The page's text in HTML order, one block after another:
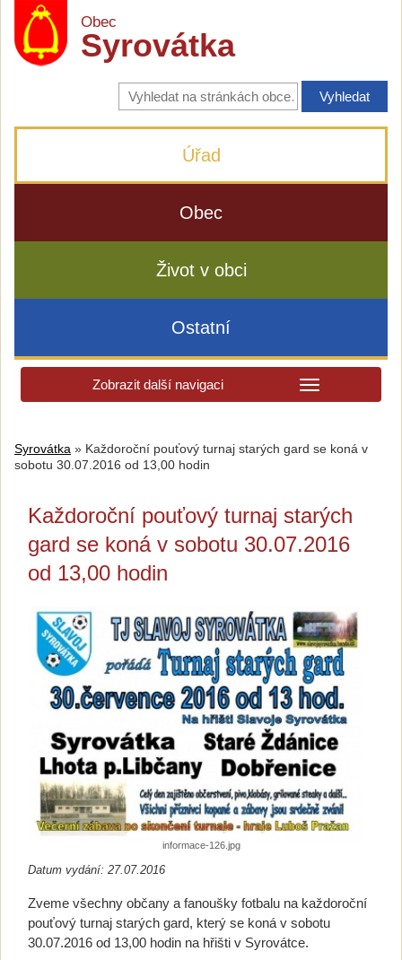
Obec
Syrovátka
Vyhledávání
na
stránkách
Úřad
Obec
Život v obci
Ostatní
Zobrazit další navigaci
Syrovátka » Každoroční pouťový turnaj starých gard se koná v
sobotu 30.07.2016 od 13,00 hodin
Každoroční pouťový turnaj starých
gard se koná v sobotu 30.07.2016
od 13,00 hodin
informace-126.jpg
Datum vydání: 27.07.2016
Zveme všechny občany a fanoušky fotbalu na každoroční
pouťový turnaj starých gard, který se koná v sobotu
30.07.2016 od 13,00 hodin na hřišti v Syrovátce.